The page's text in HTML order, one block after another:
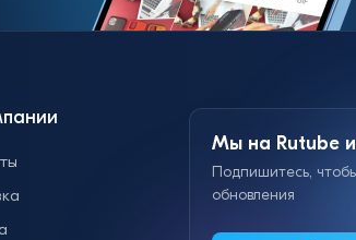
Мы на Rutube
Подпишитесь,
обновления